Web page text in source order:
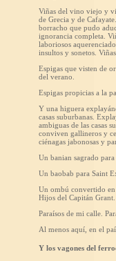
Viñas del vino viejo y
de Grecia y de
borracho que pudo
ignorancia completa.
laboriosos
insultos y sonetos.
Espigas que visten de
del verano.
Espigas propicias a la
Y una higuera
casas suburbanas.
ambiguas de las casas
conviven gallineros y
ciénagas jabonosas y
Un banian sagrado para
Un baobab para Saint
Un ombú convertido
Hijos del Capitán Grant.
Paraísos de mi calle.
Al menos aquí, en el
Y los vagones del